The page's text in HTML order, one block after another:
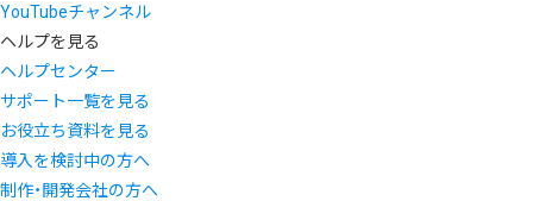
YouTubeチャンネル
ヘルプを見る
ヘルプセンター
サポート一覧を見る
お役立ち資料を見る
導入を検討中の方へ
制作・開発会社の方へ